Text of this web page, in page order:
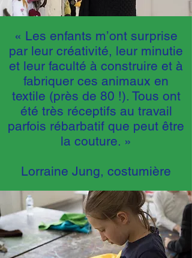
« Les enfants m’ont surprise
par leur créativité, leur minutie
et leur faculté à construire et à
fabriquer ces animaux en
textile (près de 80 !). Tous ont
été très réceptifs au travail
parfois rébarbatif que peut être
la couture. »
Lorraine Jung, costumière